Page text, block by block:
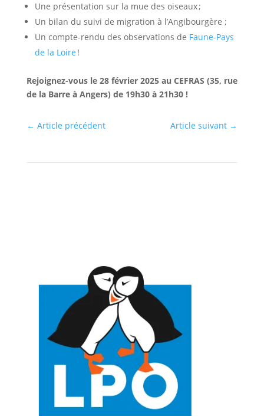
Une présentation sur la mue des oiseaux ;
Un bilan du suivi de migration à l’Angibourgère ;
Un compte-rendu des observations de Faune-Pays
de la Loire !
Rejoignez-vous le 28 février 2025 au CEFRAS (35, rue
de la Barre à Angers) de 19h30 à 21h30 !
← Article précédent Article suivant →